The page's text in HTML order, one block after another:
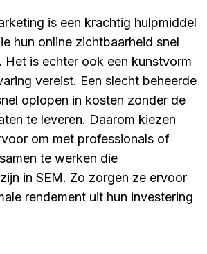
is een krachtig hulpmiddel
hun online zichtbaarheid snel
Het is echter ook een kunstvorm
vereist. Een slecht beheerde
oplopen in kosten zonder de
te leveren. Daarom kiezen
om met professionals of
te werken die
in SEM. Zo zorgen ze ervoor
rendement uit hun investering